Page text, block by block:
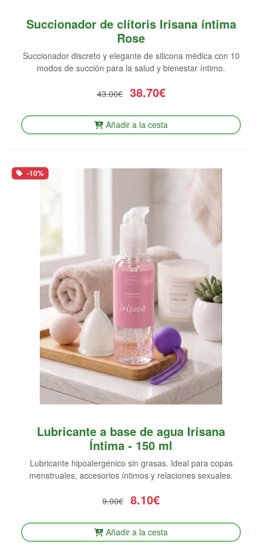
Succionador de clítoris Irisana íntima
Rose
Succionador discreto y elegante de silicona médica con 10
modos de succión para la salud y bienestar íntimo.
43.00€ 38.70€
Añadir a la cesta
-10%
Lubricante a base de agua Irisana
Íntima - 150 ml
Lubricante hipoalergénico sin grasas. Ideal para copas
menstruales, accesorios íntimos y relaciones sexuales.
9.00€ 8.10€
Añadir a la cesta